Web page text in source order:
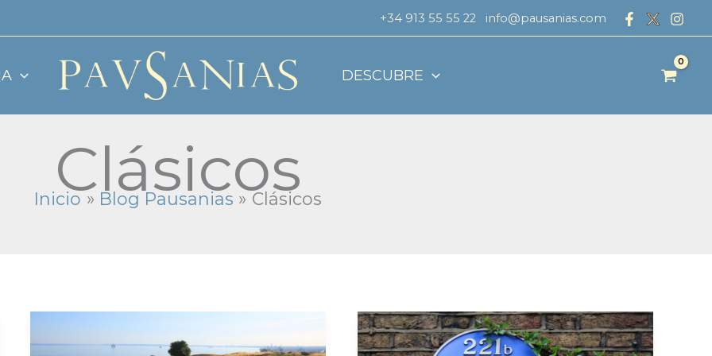
+34 913 55 55 22 info@pausanias.com
DESCUBRE
Clásicos
Inicio Blog Pausanias Clásicos